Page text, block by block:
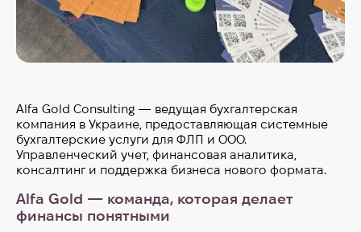
Alfa Gold Consulting — ведущая бухгалтерская
компания в Украине, предоставляющая системные
бухгалтерские услуги для ФЛП и ООО.
Управленческий учет, финансовая аналитика,
консалтинг и поддержка бизнеса нового формата.
Alfa Gold — команда, которая делает
финансы понятными